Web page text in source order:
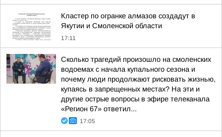
Кластер по огранке алмазов создадут в
Якутии и Смоленской области
17:11
Сколько трагедий произошло на смоленских
водоемах с начала купального сезона и
почему люди продолжают рисковать жизнью,
купаясь в запрещенных местах? На эти и
другие острые вопросы в эфире телеканала
«Регион 67» ответил...
17:05